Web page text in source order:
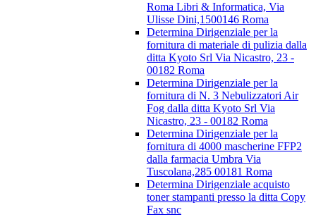
Roma Libri & Informatica, Via
Ulisse Dini,1500146 Roma
Determina Dirigenziale per la
fornitura di materiale di pulizia dalla
ditta Kyoto Srl Via Nicastro, 23 -
00182 Roma
Determina Dirigenziale per la
fornitura di N. 3 Nebulizzatori Air
Fog dalla ditta Kyoto Srl Via
Nicastro, 23 - 00182 Roma
Determina Dirigenziale per la
fornitura di 4000 mascherine FFP2
dalla farmacia Umbra Via
Tuscolana,285 00181 Roma
Determina Dirigenziale acquisto
toner stampanti presso la ditta Copy
Fax snc